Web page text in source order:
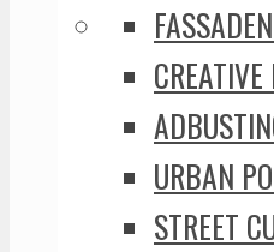
CREATIVE
URBAN
STREET